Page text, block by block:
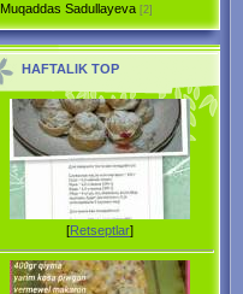
Muqaddas Sadullayeva [2]
HAFTALIK TOP
[Retseptlar]